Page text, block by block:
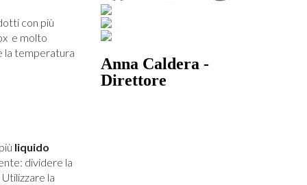
con più
e molto
la temperatura
liquido
dividere la
la
Anna Caldera -
Direttore